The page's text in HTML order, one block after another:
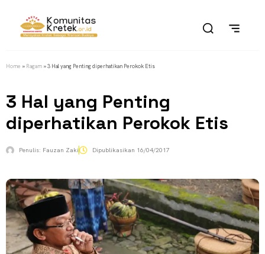
Home » Ragam »3 Hal yang Penting diperhatikan Perokok Etis
3 Hal yang Penting
diperhatikan Perokok Etis
Penulis: Fauzan Zaki Dipublikasikan 16/04/2017